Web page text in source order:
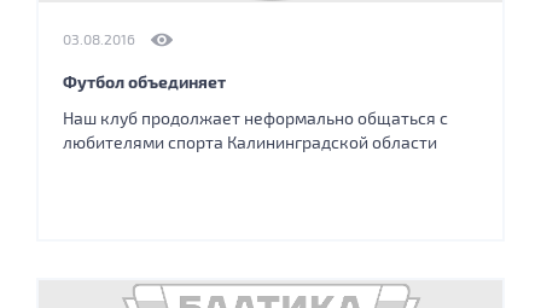
03.08.2016
Футбол объединяет
Наш клуб продолжает неформально общаться с
любителями спорта Калининградской области